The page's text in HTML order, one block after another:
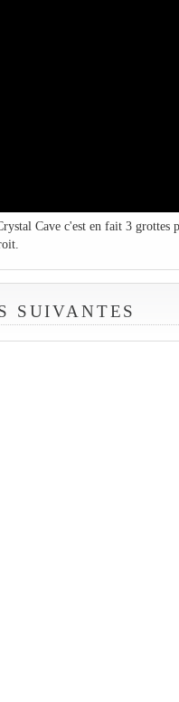
Cave c'est en fait 3 grottes
SUIVANTES